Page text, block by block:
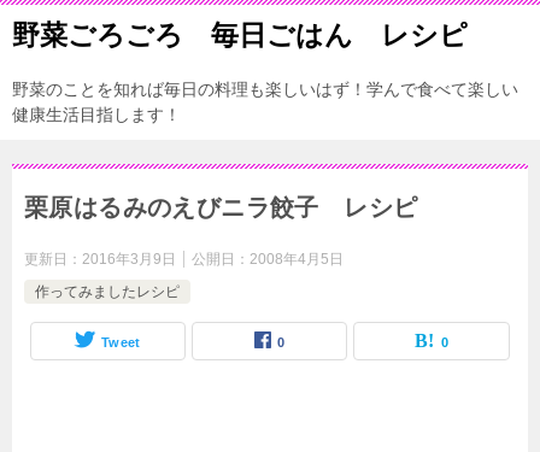
野菜ごろごろ 毎日ごはん レシピ
野菜のことを知れば毎日の料理も楽しいはず！学んで食べて楽しい
健康生活目指します！
栗原はるみのえびニラ餃子 レシピ
更新日： 2016年3月9日 公開日： 2008年4月5日
作ってみましたレシピ
Tweet 0 0